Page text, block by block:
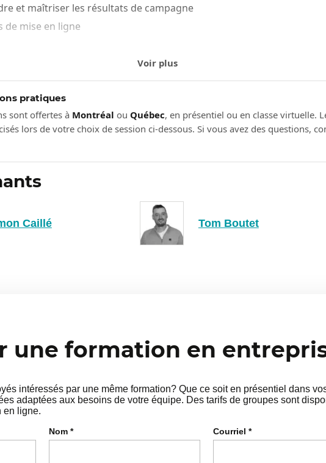
et maîtriser les résultats de campagne
de mise en ligne
Voir plus
pratiques
sont offertes à Montréal ou Québec, en présentiel ou en classe virtuelle.
lors de votre choix de session ci-dessous. Si vous avez des questions,
Caillé Tom Boutet
une formation en
intéressés par une même formation? Que ce soit en présentiel dans
adaptées aux besoins de votre équipe. Des tarifs de groupes sont
en ligne.
Nom * Courriel *